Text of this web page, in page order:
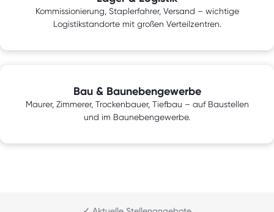
Kommissionierung, Staplerfahrer, Versand – wichtige
Logistikstandorte mit großen Verteilzentren.
Bau & Baunebengewerbe
Maurer, Zimmerer, Trockenbauer, Tiefbau – auf Baustellen
und im Baunebengewerbe.